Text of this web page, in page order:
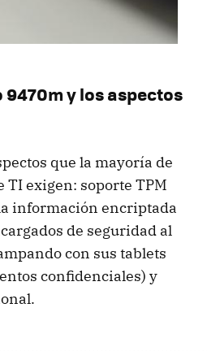
9470m y los aspectos
que la mayoría de
TI exigen: soporte TPM
información encriptada
de seguridad al
con sus tablets
confidenciales) y